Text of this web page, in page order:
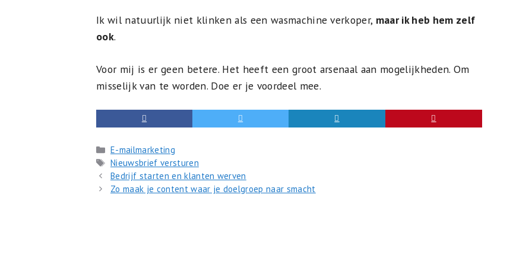
Ik wil natuurlijk niet klinken als een wasmachine verkoper, maar ik heb hem zelf
ook.
Voor mij is er geen betere. Het heeft een groot arsenaal aan mogelijkheden. Om
misselijk van te worden. Doe er je voordeel mee.
Categorieën
E-mailmarketing
Tags
Nieuwsbrief versturen
Bedrijf starten en klanten werven
Zo maak je content waar je doelgroep naar smacht